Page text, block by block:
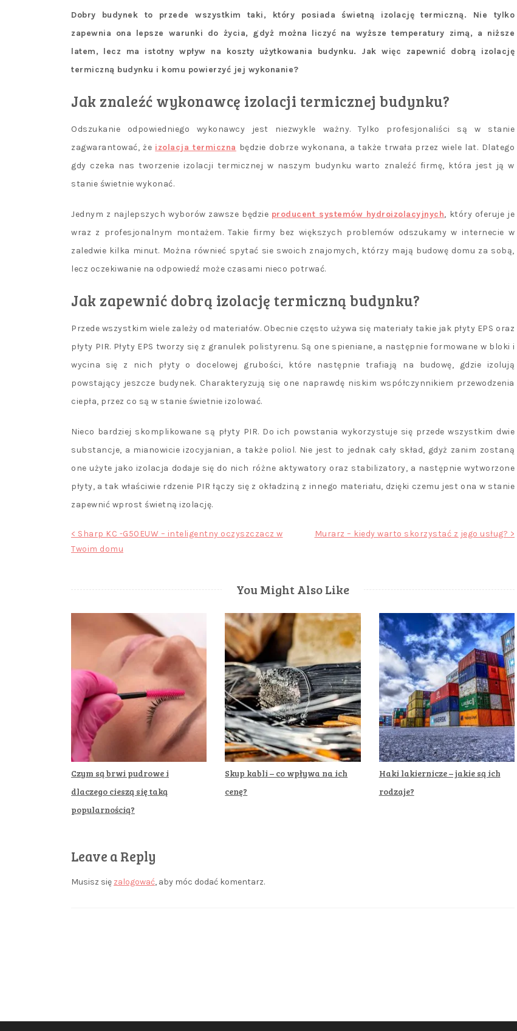
Dobry budynek to przede wszystkim taki, który posiada świetną izolację termiczną. Nie tylko
zapewnia ona lepsze warunki do życia, gdyż można liczyć na wyższe temperatury zimą, a niższe
latem, lecz ma istotny wpływ na koszty użytkowania budynku. Jak więc zapewnić dobrą izolację
termiczną budynku i komu powierzyć jej wykonanie?
Jak znaleźć wykonawcę izolacji termicznej budynku?
Odszukanie odpowiedniego wykonawcy jest niezwykle ważny. Tylko profesjonaliści są w stanie
zagwarantować, że izolacja termiczna będzie dobrze wykonana, a także trwała przez wiele lat. Dlatego
gdy czeka nas tworzenie izolacji termicznej w naszym budynku warto znaleźć firmę, która jest ją w
stanie świetnie wykonać.
Jednym z najlepszych wyborów zawsze będzie producent systemów hydroizolacyjnych, który oferuje je
wraz z profesjonalnym montażem. Takie firmy bez większych problemów odszukamy w internecie w
zaledwie kilka minut. Można równieć spytać sie swoich znajomych, którzy mają budowę domu za sobą,
lecz oczekiwanie na odpowiedź może czasami nieco potrwać.
Jak zapewnić dobrą izolację termiczną budynku?
Przede wszystkim wiele zależy od materiałów. Obecnie często używa się materiały takie jak płyty EPS oraz
płyty PIR. Płyty EPS tworzy się z granulek polistyrenu. Są one spieniane, a następnie formowane w bloki i
wycina się z nich płyty o docelowej grubości, które następnie trafiają na budowę, gdzie izolują
powstający jeszcze budynek. Charakteryzują się one naprawdę niskim współczynnikiem przewodzenia
ciepła, przez co są w stanie świetnie izolować.
Nieco bardziej skomplikowane są płyty PIR. Do ich powstania wykorzystuje się przede wszystkim dwie
substancje, a mianowicie izocyjanian, a także poliol. Nie jest to jednak cały skład, gdyż zanim zostaną
one użyte jako izolacja dodaje się do nich różne aktywatory oraz stabilizatory, a następnie wytworzone
płyty, a tak właściwie rdzenie PIR łączy się z okładziną z innego materiału, dzięki czemu jest ona w stanie
zapewnić wprost świetną izolację.
Nawigacja
wpisu
< Sharp KC -G50EUW – inteligentny oczyszczacz w
Twoim domu
Murarz – kiedy warto skorzystać z jego usług? >
You Might Also Like
Czym są brwi pudrowe i
dlaczego cieszą się taką
popularnością?
Skup kabli – co wpływa na ich
cenę?
Haki lakiernicze – jakie są ich
rodzaje?
Leave a Reply
Musisz się zalogować, aby móc dodać komentarz.